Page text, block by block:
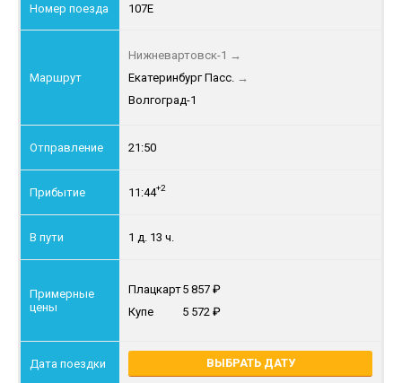
107Е
Нижневартовск-1 →
Екатеринбург Пасс. →
Волгоград-1
21:50
11:44+2
1 д. 13 ч.
Плацкарт5 857
Купе
5 572
ВЫБРАТЬ ДАТУ